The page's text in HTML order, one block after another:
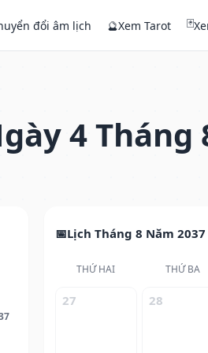
đổi âm lịch 🔮Xem Tarot 🃏
4 Tháng
Lịch Tháng 8 Năm 2037
THỨ HAI THỨ BA
27 28